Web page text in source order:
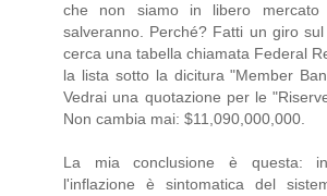
che non siamo in libero
salveranno. Perché? Fatti un giro sul
cerca una tabella chiamata Federal
la lista sotto la dicitura "Member
Vedrai una quotazione per le
Non cambia mai: $11,090,000,000.
La mia conclusione è questa:
l'inflazione è sintomatica del